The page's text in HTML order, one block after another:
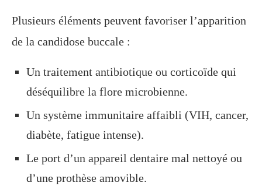
Plusieurs éléments peuvent favoriser l’apparition
de la candidose buccale :
Un traitement antibiotique ou corticoïde qui
déséquilibre la flore microbienne.
Un système immunitaire affaibli (VIH, cancer,
diabète, fatigue intense).
Le port d’un appareil dentaire mal nettoyé ou
d’une prothèse amovible.